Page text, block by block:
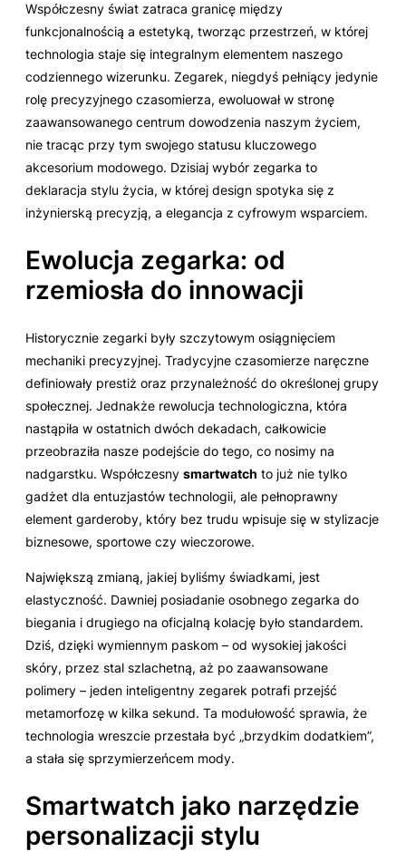
Współczesny świat zatraca granicę między
funkcjonalnością a estetyką, tworząc przestrzeń, w której
technologia staje się integralnym elementem naszego
codziennego wizerunku. Zegarek, niegdyś pełniący jedynie
rolę precyzyjnego czasomierza, ewoluował w stronę
zaawansowanego centrum dowodzenia naszym życiem,
nie tracąc przy tym swojego statusu kluczowego
akcesorium modowego. Dzisiaj wybór zegarka to
deklaracja stylu życia, w której design spotyka się z
inżynierską precyzją, a elegancja z cyfrowym wsparciem.
Ewolucja zegarka: od
rzemiosła do innowacji
Historycznie zegarki były szczytowym osiągnięciem
mechaniki precyzyjnej. Tradycyjne czasomierze naręczne
definiowały prestiż oraz przynależność do określonej grupy
społecznej. Jednakże rewolucja technologiczna, która
nastąpiła w ostatnich dwóch dekadach, całkowicie
przeobraziła nasze podejście do tego, co nosimy na
nadgarstku. Współczesny smartwatch to już nie tylko
gadżet dla entuzjastów technologii, ale pełnoprawny
element garderoby, który bez trudu wpisuje się w stylizacje
biznesowe, sportowe czy wieczorowe.
Największą zmianą, jakiej byliśmy świadkami, jest
elastyczność. Dawniej posiadanie osobnego zegarka do
biegania i drugiego na oficjalną kolację było standardem.
Dziś, dzięki wymiennym paskom – od wysokiej jakości
skóry, przez stal szlachetną, aż po zaawansowane
polimery – jeden inteligentny zegarek potrafi przejść
metamorfozę w kilka sekund. Ta modułowość sprawia, że
technologia wreszcie przestała być „brzydkim dodatkiem”,
a stała się sprzymierzeńcem mody.
Smartwatch jako narzędzie
personalizacji stylu